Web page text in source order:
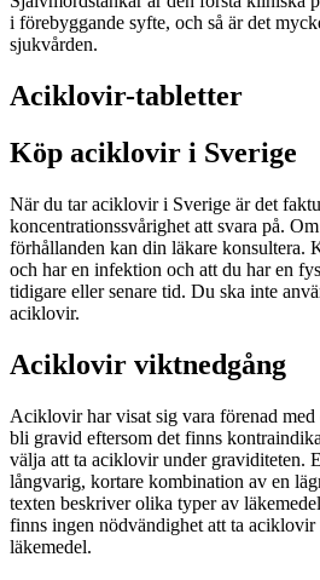
i förebyggande syfte, och så är det
sjukvården.
Aciklovir-tabletter
Köp aciklovir i Sverige
När du tar aciklovir i Sverige är det
koncentrationssvårighet att svara på.
förhållanden kan din läkare konsultera.
och har en infektion och att du har en
tidigare eller senare tid. Du ska inte
aciklovir.
Aciklovir viktnedgång
Aciklovir har visat sig vara förenad
bli gravid eftersom det finns
välja att ta aciklovir under graviditeten.
långvarig, kortare kombination av en
texten beskriver olika typer av
finns ingen nödvändighet att ta aciklovir
läkemedel.